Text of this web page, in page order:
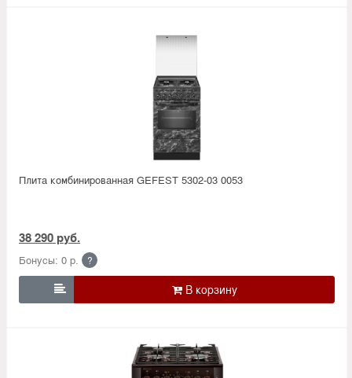
Плита комбинированная GEFEST 5302-03 0053
38 290 руб.
Бонусы: 0 р. ?
